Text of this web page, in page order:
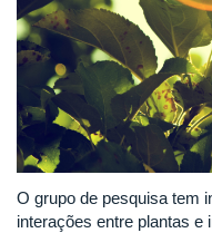
O grupo de pesquisa tem
interações entre plantas e